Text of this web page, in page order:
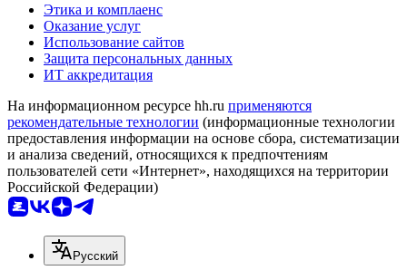
Этика и комплаенс
Оказание услуг
Использование сайтов
Защита персональных данных
ИТ аккредитация
На информационном ресурсе hh.ru применяются
рекомендательные технологии (информационные технологии
предоставления информации на основе сбора, систематизации
и анализа сведений, относящихся к предпочтениям
пользователей сети «Интернет», находящихся на территории
Российской Федерации)
Русский